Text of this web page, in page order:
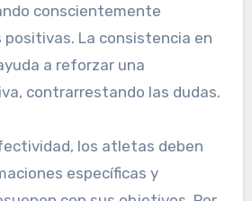
conscientemente
La consistencia en
a reforzar una
contrarrestando las dudas.
los atletas deben
específicas y